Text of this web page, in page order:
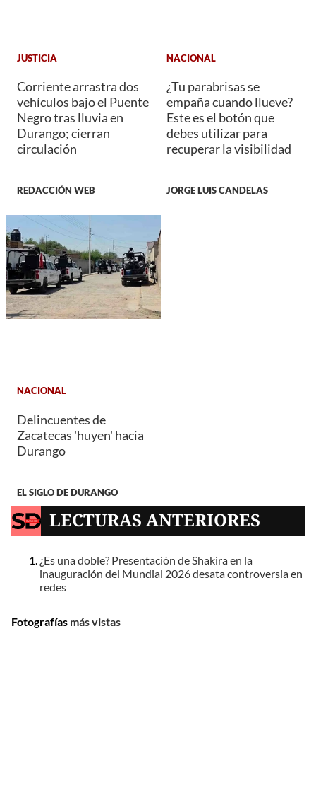
JUSTICIA
Corriente arrastra dos
vehículos bajo el Puente
Negro tras lluvia en
Durango; cierran
circulación
REDACCIÓN WEB
NACIONAL
¿Tu parabrisas se
empaña cuando llueve?
Este es el botón que
debes utilizar para
recuperar la visibilidad
JORGE LUIS CANDELAS
NACIONAL
Delincuentes de
Zacatecas 'huyen' hacia
Durango
EL SIGLO DE DURANGO
LECTURAS ANTERIORES
¿Es una doble? Presentación de Shakira en la
inauguración del Mundial 2026 desata controversia en
redes
Fotografías más vistas